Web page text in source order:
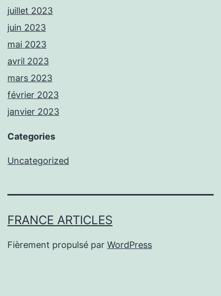
juillet 2023
juin 2023
mai 2023
avril 2023
mars 2023
février 2023
janvier 2023
Categories
Uncategorized
FRANCE ARTICLES
Fièrement propulsé par WordPress